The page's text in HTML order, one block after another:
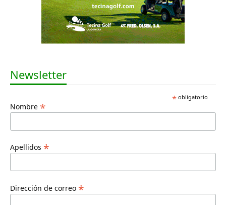
Newsletter
*obligatorio
Nombre *
Apellidos *
Dirección de correo *